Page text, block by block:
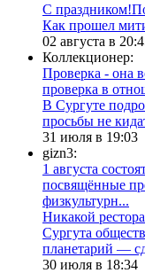
С
Как прошел
02 августа в
Коллекционер:
Проверка - она
проверка в
В Сургуте
просьбы не
31 июля в 19:03
gizn3:
1 августа
посвящённые
физкультурн...
​Никакой
Сургута
планетарий —
30 июля в 18:34